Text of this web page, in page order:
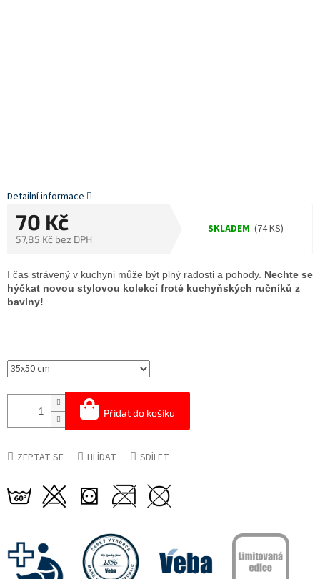
70 Kč
57,85 Kč bez DPH
SKLADEM (74 KS)
Přidat do košíku
I čas strávený v kuchyni může být plný radosti a pohody. Nechte se
hýčkat novou stylovou kolekcí froté kuchyňských ručníků z
bavlny!
Detailní informace
ZEPTAT SE HLÍDAT SDÍLET